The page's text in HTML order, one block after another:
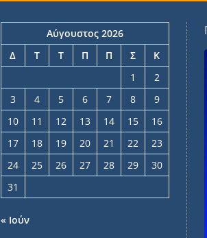
Αύγουστος 2026
Δ
Τ Τ Π Π Σ
Κ
1
2
3
4 5 6 7 8
9
10
11 12 13 14 15
16
17
18 19 20 21 22
23
24
25 26 27 28 29
30
31
« Ιούν